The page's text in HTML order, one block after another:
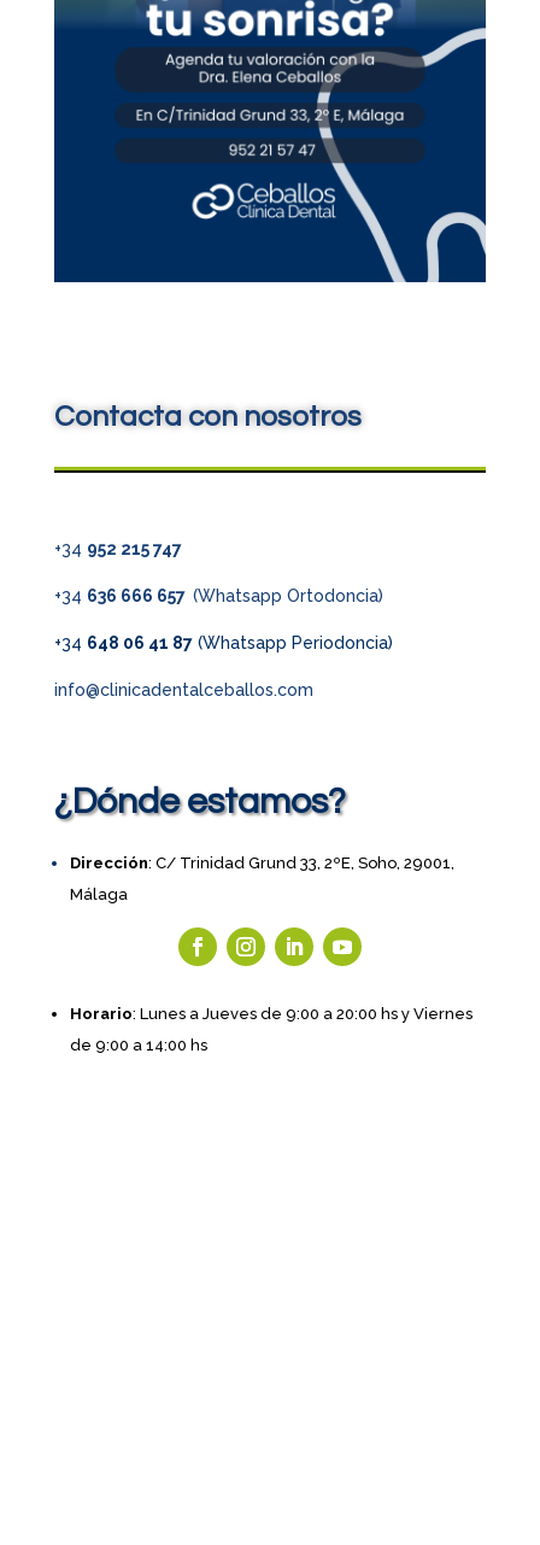
Contacta con nosotros
+34 952 215 747
+34 636 666 657 (Whatsapp Ortodoncia)
+34 648 06 41 87(Whatsapp Periodoncia)
info@clinicadentalceballos.com
¿Dónde estamos?
Dirección: C/ Trinidad Grund 33, 2ºE, Soho, 29001,
Málaga
Horario: Lunes a Jueves de 9:00 a 20:00 hs y Viernes
de 9:00 a 14:00 hs